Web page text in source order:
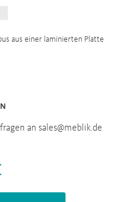
aus einer laminierten Platte
an sales@meblik.de